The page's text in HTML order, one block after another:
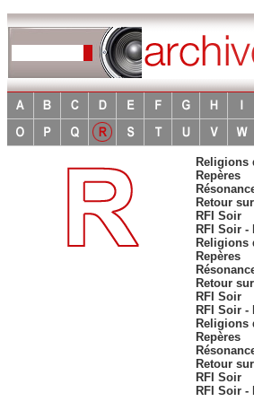
Religions
Repères
Retour
RFI Soir
RFI Soir -
Religions
Repères
Retour
RFI Soir
RFI Soir -
Religions
Repères
Retour
RFI Soir
RFI Soir -